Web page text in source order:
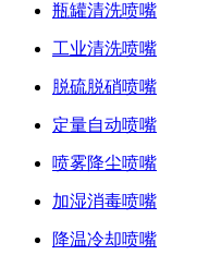
瓶罐清洗喷嘴
工业清洗喷嘴
脱硫脱硝喷嘴
定量自动喷嘴
喷雾降尘喷嘴
加湿消毒喷嘴
降温冷却喷嘴